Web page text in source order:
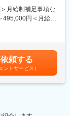
ての工程と業務を
工品を国内外の市
全く異なる部品か
調達ノウハウを
（キャンパ
決定します。
月給制補足事項な
495,000円＜月給＞
あります。月給(月
頼する
ントサービス）